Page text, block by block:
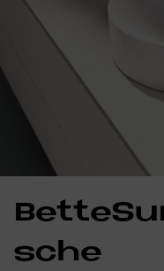
sche